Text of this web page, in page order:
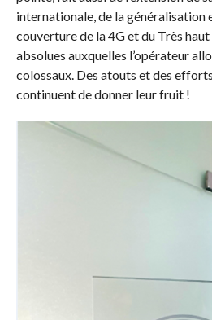
internationale, de la généralisation
couverture de la 4G et du Très
absolues auxquelles l’opérateur
colossaux. Des atouts et des
continuent de donner leur fruit !